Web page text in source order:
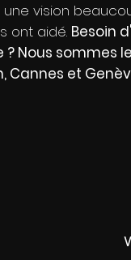
vision
ont aidé. Besoin
Nous sommes le
Cannes et